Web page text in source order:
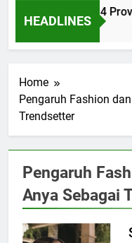
HEADLINES
Tambang di 14
Ago
Home
Pengaruh Fashion
Trendsetter
Pengaruh
Anya Sebagai